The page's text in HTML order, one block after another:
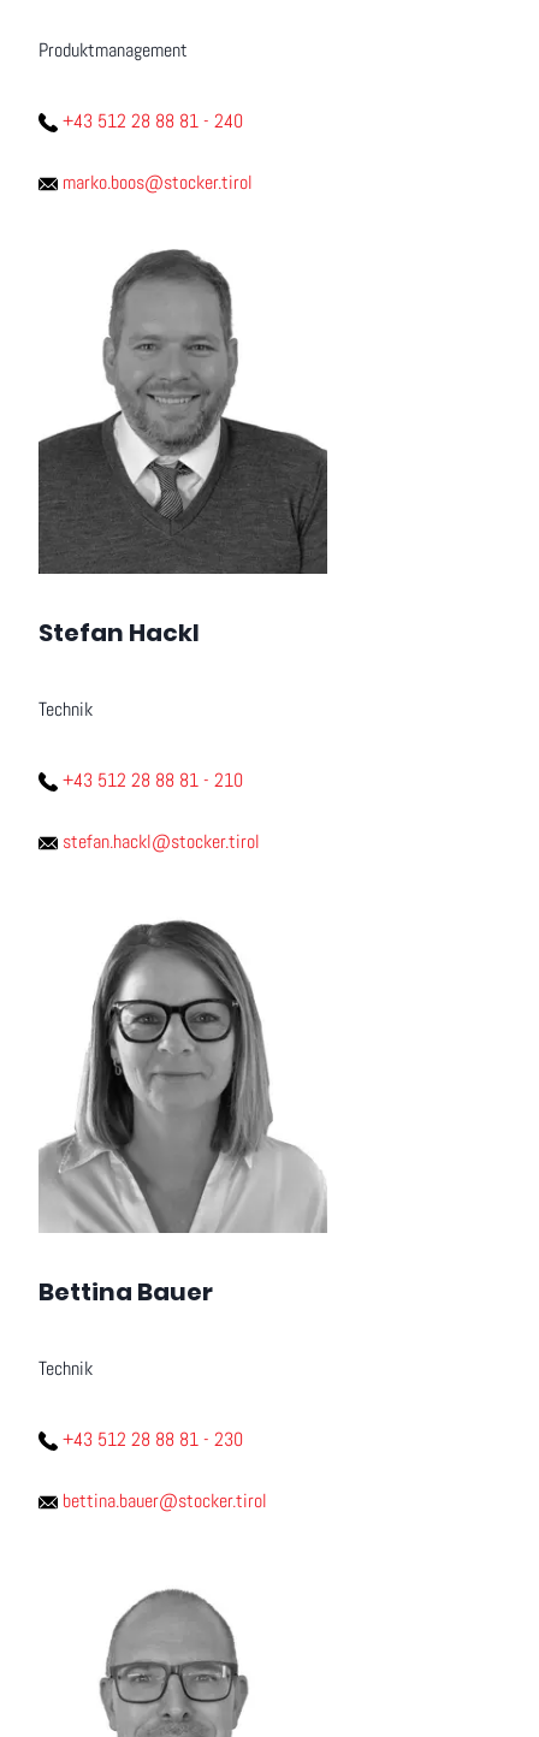
Produktmanagement
+43 512 28 88 81 - 240
marko.boos@stocker.tirol
Stefan Hackl
Technik
+43 512 28 88 81 - 210
stefan.hackl@stocker.tirol
Bettina Bauer
Technik
+43 512 28 88 81 - 230
bettina.bauer@stocker.tirol